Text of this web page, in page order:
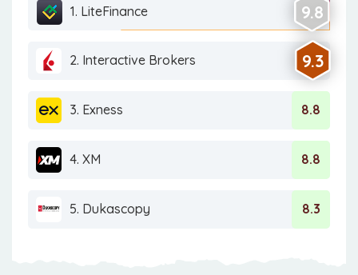
1. LiteFinance 9.8
2. Interactive Brokers 9.3
3. Exness 8.8
4. XM 8.8
5. Dukascopy 8.3